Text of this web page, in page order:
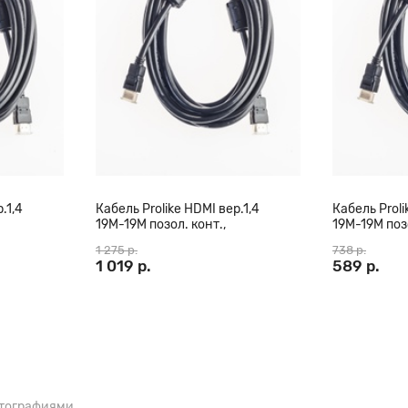
танцпол чистым
воспроизведения музыки,
действительно
автоматический режим с
колонки по Bluetooth,
впечатлить
её звук был слышен даже в
Кабель Prolike HDMI вер.1,4
19М-19М позол. конт.,
1 275 р.
1 019 р.
Кабель
19М-19М
738 р.
589 р.